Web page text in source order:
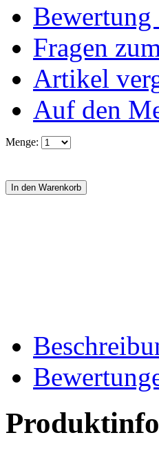
Bewertung
Fragen
Artikel
Auf den
Menge: